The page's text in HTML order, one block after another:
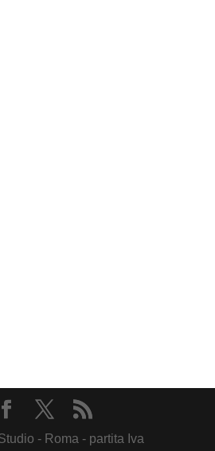
- Roma - partita Iva